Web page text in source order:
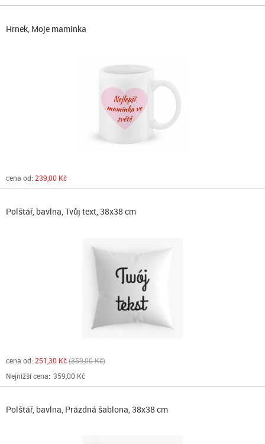
Hrnek, Moje maminka
cena od: 239,00 Kč
Polštář, bavlna, Tvůj text, 38x38 cm
cena od: 251,30 Kč 359,00 Kč
Nejnižší cena: 359,00 Kč
Polštář, bavlna, Prázdná šablona, 38x38 cm